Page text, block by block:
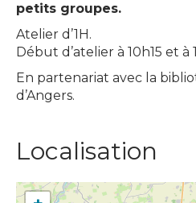
petits groupes.
Atelier d’1H.
Début d’atelier à 10h15 et à
En partenariat avec la
d’Angers.
Localisation